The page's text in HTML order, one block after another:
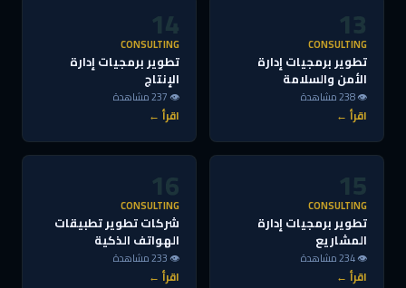
13
CONSULTING
تطوير برمجيات إدارة
الأمن والسلامة
👁 238 مشاهدة
اقرأ ←
14
CONSULTING
تطوير برمجيات إدارة
الإنتاج
👁 237 مشاهدة
اقرأ ←
15
CONSULTING
تطوير برمجيات إدارة
المشاريع
👁 234 مشاهدة
اقرأ ←
16
CONSULTING
شركات تطوير تطبيقات
الهواتف الذكية
👁 233 مشاهدة
اقرأ ←